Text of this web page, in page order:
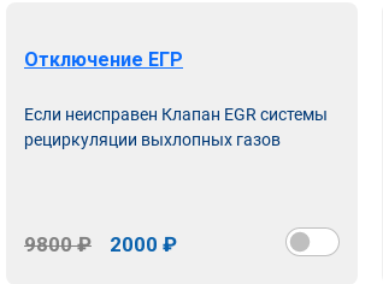
Отключение ЕГР
Если неисправен Клапан EGR системы
рециркуляции выхлопных газов
9800 ₽ 2000 ₽